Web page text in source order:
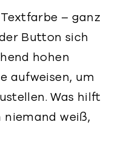
– ganz
Button sich
hohen
aufweisen, um
Was hilft
niemand weiß,